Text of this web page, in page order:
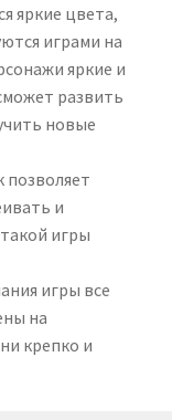
яркие цвета,
играми на
яркие и
развить
новые
позволяет
и
игры
игры все
на
крепко и